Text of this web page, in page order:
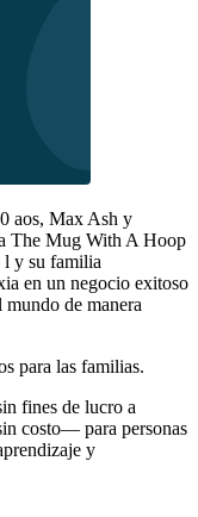
aos, Max Ash y
The Mug With A Hoop
l y su familia
en un negocio exitoso
mundo de manera
para las familias.
fines de lucro a
costo— para personas
y